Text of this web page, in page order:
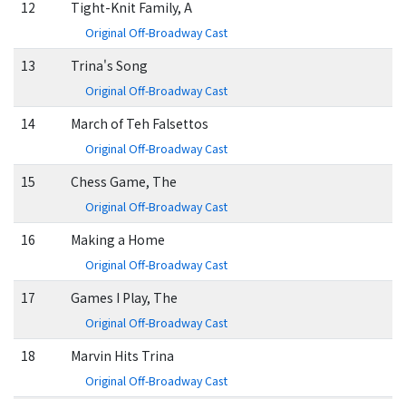
12 Tight-Knit Family, A
Original Off-Broadway Cast
13 Trina's Song
Original Off-Broadway Cast
14 March of Teh Falsettos
Original Off-Broadway Cast
15 Chess Game, The
Original Off-Broadway Cast
16 Making a Home
Original Off-Broadway Cast
17 Games I Play, The
Original Off-Broadway Cast
18 Marvin Hits Trina
Original Off-Broadway Cast